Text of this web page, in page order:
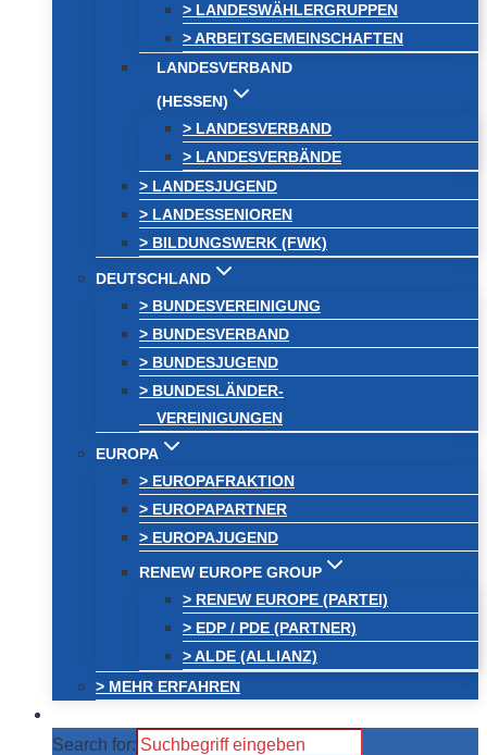
> LANDESWÄHLERGRUPPEN
> ARBEITSGEMEINSCHAFTEN
LANDESVERBAND
(HESSEN)
> LANDESVERBAND
> LANDESVERBÄNDE
> LANDESJUGEND
> LANDESSENIOREN
> BILDUNGSWERK (FWK)
DEUTSCHLAND
> BUNDESVEREINIGUNG
> BUNDESVERBAND
> BUNDESJUGEND
> BUNDESLÄNDER-
VEREINIGUNGEN
EUROPA
> EUROPAFRAKTION
> EUROPAPARTNER
> EUROPAJUGEND
RENEW EUROPE GROUP
> RENEW EUROPE (PARTEI)
> EDP / PDE (PARTNER)
> ALDE (ALLIANZ)
> MEHR ERFAHREN
Search for: